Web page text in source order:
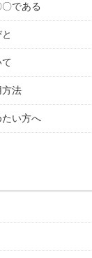
である
方法
い方へ